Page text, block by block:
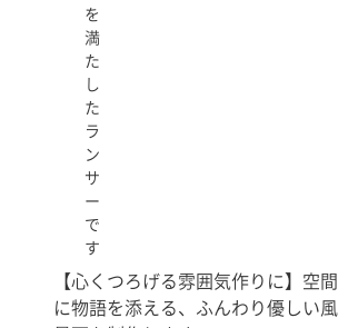
を
満
た
し
た
ラ
ン
サ
ー
で
す
【心くつろげる雰囲気作りに】空間
に物語を添える、ふんわり優しい風